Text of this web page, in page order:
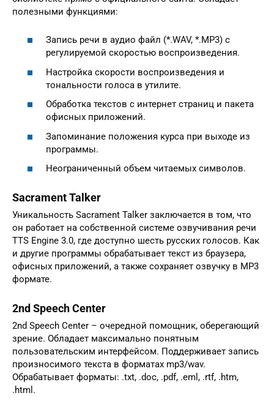
полезными функциями:
Запись речи в аудио файл (*.WAV, *.MP3) с
регулируемой скоростью воспроизведения.
Настройка скорости воспроизведения и
тональности голоса в утилите.
Обработка текстов с интернет страниц и пакета
офисных приложений.
Запоминание положения курса при выходе из
программы.
Неограниченный объем читаемых символов.
Sacrament Talker
Уникальность Sacrament Talker заключается в том, что
он работает на собственной системе озвучивания речи
TTS Engine 3.0, где доступно шесть русских голосов. Как
и другие программы обрабатывает текст из браузера,
офисных приложений, а также сохраняет озвучку в MP3
формате.
2nd Speech Center
2nd Speech Center – очередной помощник, оберегающий
зрение. Обладает максимально понятным
пользовательским интерфейсом. Поддерживает запись
произносимого текста в форматах mp3/wav.
Обрабатывает форматы: .txt, .doc, .pdf, .eml, .rtf, .htm,
.html.